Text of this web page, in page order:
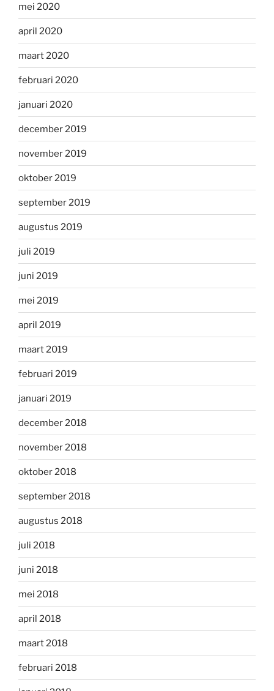
mei 2020
april 2020
maart 2020
februari 2020
januari 2020
december 2019
november 2019
oktober 2019
september 2019
augustus 2019
juli 2019
juni 2019
mei 2019
april 2019
maart 2019
februari 2019
januari 2019
december 2018
november 2018
oktober 2018
september 2018
augustus 2018
juli 2018
juni 2018
mei 2018
april 2018
maart 2018
februari 2018